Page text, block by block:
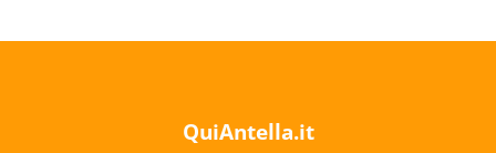
QuiAntella.it